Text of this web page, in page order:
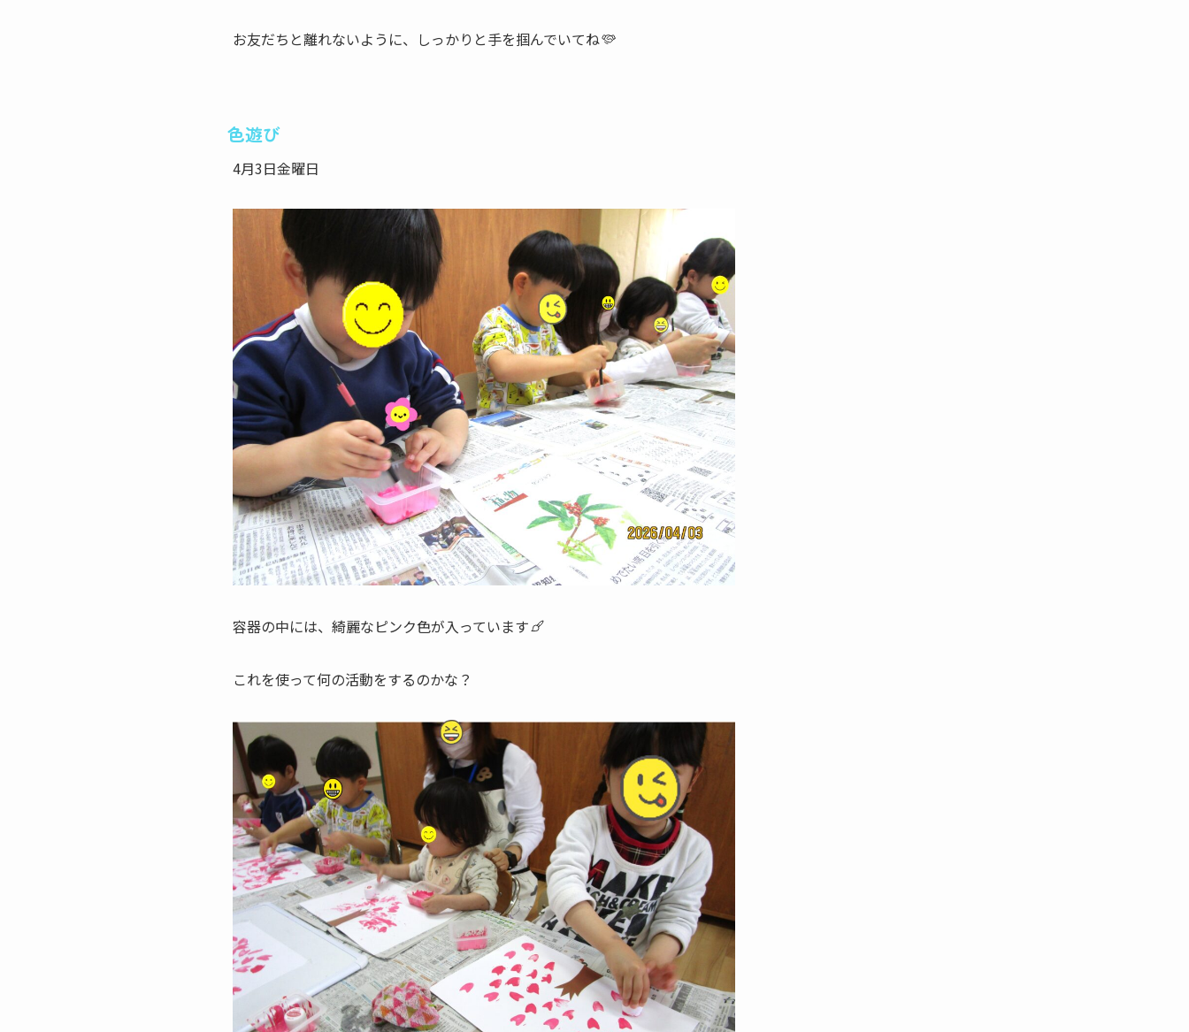
お友だちと離れないように、しっかりと手を掴んでいてね
色遊び
4月3日金曜日
容器の中には、綺麗なピンク色が入っています
これを使って何の活動をするのかな？